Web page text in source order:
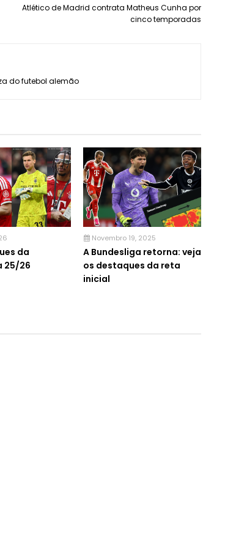
Atlético de Madrid contrata Matheus Cunha por
cinco temporadas
do futebol alemão
da
25/26
Novembro 19, 2025
A Bundesliga retorna: veja
os destaques da reta
inicial